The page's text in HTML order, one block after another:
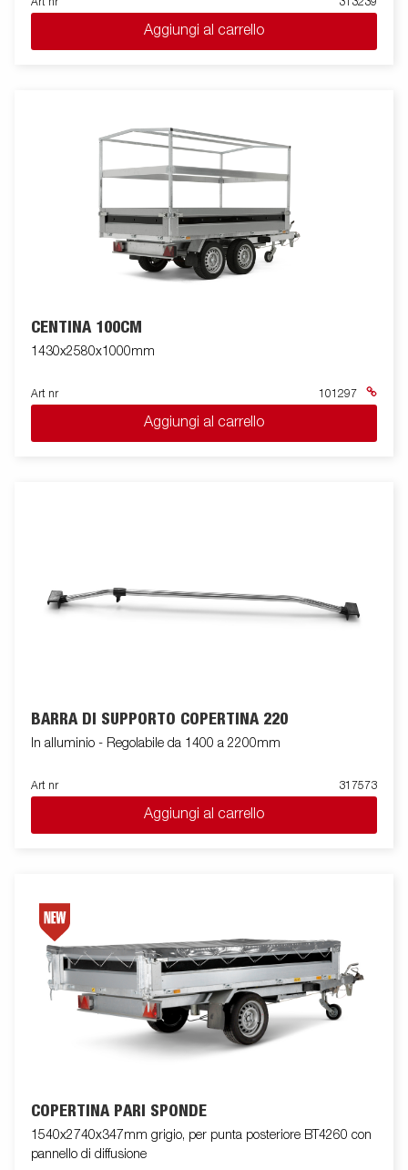
Art nr 313239
Aggiungi al carrello
CENTINA 100CM
1430x2580x1000mm
Art nr 101297
Aggiungi al carrello
BARRA DI SUPPORTO COPERTINA 220
In alluminio - Regolabile da 1400 a 2200mm
Art nr 317573
Aggiungi al carrello
COPERTINA PARI SPONDE
1540x2740x347mm grigio, per punta posteriore BT4260 con
pannello di diffusione